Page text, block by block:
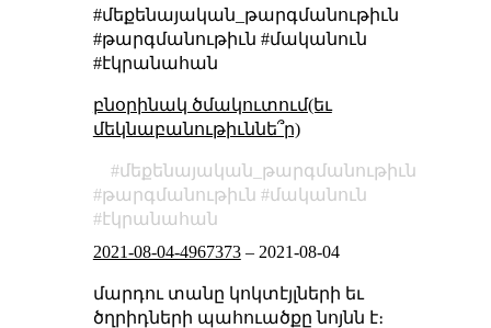
#մեքենայական_թարգմանութիւն
#թարգմանութիւն #մականուն
#էկրանահան
բնօրինակ ծմակուտում(եւ
մեկնաբանութիւննե՞ր)
մեքենայական_թարգմանութիւն
թարգմանութիւն
մականուն
էկրանահան
2021-08-04-4967373– 2021-08-04
մարդու տանը կոկտէյլների եւ
ծղրիդների պահուածքը նոյնն է։